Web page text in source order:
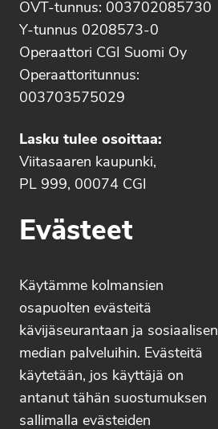
OVT-tunnus: 003702085730
Y-tunnus 0208573-0
Operaattori CGI Suomi Oy
Operaattoritunnus:
003703575029
Lasku tulee osoittaa:
Viitasaaren kaupunki,
PL 999, 00074 CGI
Evästeet
Käytämme kolmansien
osapuolten evästeitä
kävijäseurantaan ja sosiaalisen
median palveluihin. Evästeitä
käytetään, jos käyttäjä on
antanut tähän suostumuksen
sallimalla evästeiden